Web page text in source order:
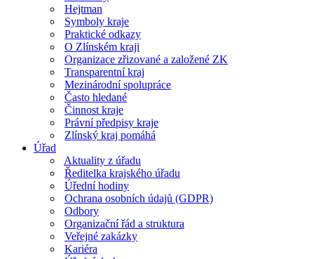
Hejtman
Symboly kraje
Praktické odkazy
O Zlínském kraji
Organizace zřizované a založené ZK
Transparentní kraj
Mezinárodní spolupráce
Často hledané
Činnost kraje
Právní předpisy kraje
Zlínský kraj pomáhá
Úřad
Aktuality z úřadu
Ředitelka krajského úřadu
Úřední hodiny
Ochrana osobních údajů (GDPR)
Odbory
Organizační řád a struktura
Veřejné zakázky
Kariéra